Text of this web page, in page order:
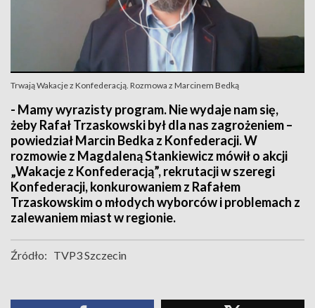
Trwają Wakacje z Konfederacją. Rozmowa z Marcinem Bedką
- Mamy wyrazisty program. Nie wydaje nam się,
żeby Rafał Trzaskowski był dla nas zagrożeniem –
powiedział Marcin Bedka z Konfederacji. W
rozmowie z Magdaleną Stankiewicz mówił o akcji
„Wakacje z Konfederacją”, rekrutacji w szeregi
Konfederacji, konkurowaniem z Rafałem
Trzaskowskim o młodych wyborców i problemach z
zalewaniem miast w regionie.
Źródło: TVP3 Szczecin